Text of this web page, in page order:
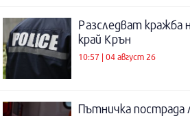
Разследват кражба
край Крън
10:57 | 04 август 26
Пътничка